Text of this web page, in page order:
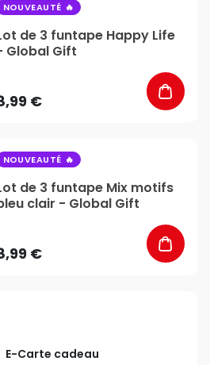
NOUVEAUTÉ
de 3 funtape Happy Life
Global Gift
€
NOUVEAUTÉ
de 3 funtape Mix motifs
clair - Global Gift
€
E-Carte cadeau